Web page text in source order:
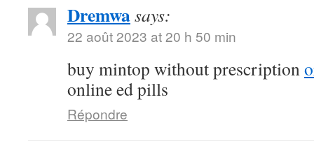
Dremwasays:
22 août 2023 at 20 h 50 min
buy mintop without prescription
online ed pills
Répondre